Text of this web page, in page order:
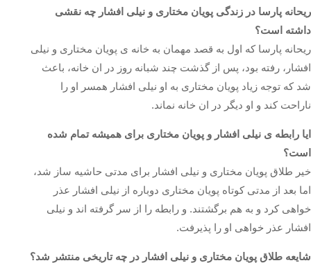
ریحانه پارسا در زندگی پویان مختاری و نیلی افشار چه نقشی
داشته است؟
ریحانه پارسا که اول به قصد مهمان به خانه ی پویان مختاری و نیلی
افشار، رفته بود، پس از گذشت چند شبانه روز در ان خانه، باعث
شد که توجه زیاد پویان مختاری به او نیلی افشار همسر او را
ناراحت کند و او دیگر در ان خانه نماند.
ایا رابطه ی نیلی افشار و پویان مختاری برای همیشه تمام شده
است؟
خیر طلاق پویان مختاری و نیلی افشار برای مدتی حاشیه ساز شد،
اما بعد از مدتی کوتاه پویان مختاری دوباره از نیلی افشار عذر
خواهی کرد و به هم برگشتند. و رابطه را از سر گرفته اند و نیلی
افشار عذر خواهی او را پذیرفت‌.
شایعه طلاق پویان مختاری و نیلی افشار در چه تاریخی منتشر شد؟